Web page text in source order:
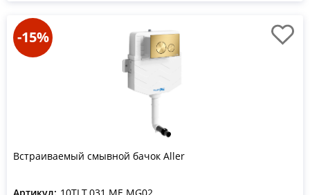
-15%
Встраиваемый смывной бачок Aller